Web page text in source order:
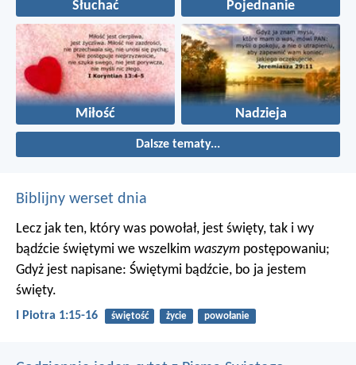
Słuchać Pojednanie
Miłość Nadzieja
Dalsze tematy...
Biblijny werset dnia
Lecz jak ten, który was powołał, jest święty, tak i wy
bądźcie świętymi we wszelkim waszym postępowaniu;
Gdyż jest napisane: Świętymi bądźcie, bo ja jestem
święty.
I Piotra 1:15-16 świętość życie powołanie